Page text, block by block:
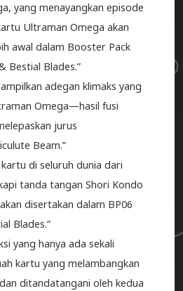
yang menayangkan episode
Ultraman Omega akan
awal dalam Booster Pack
Bestial Blades.”
adegan klimaks yang
Omega—hasil fusi
jurus
Beam.”
di seluruh dunia dari
tanda tangan Shori Kondo
disertakan dalam BP06
Blades.”
yang hanya ada sekali
kartu yang melambangkan
ditandatangani oleh kedua